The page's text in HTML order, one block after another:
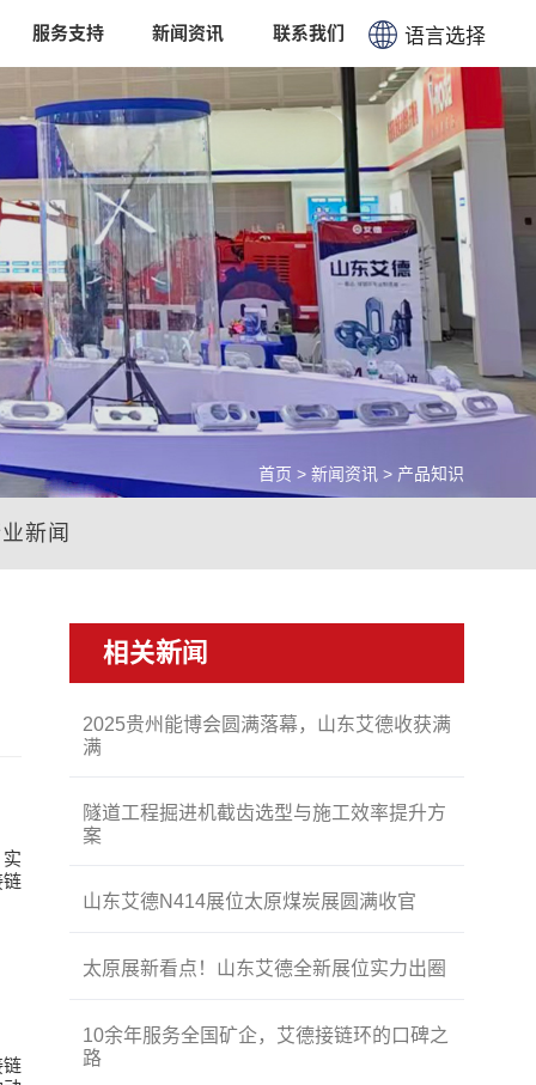
服务支持 新闻资讯 联系我们 语言选择
简体中文
English
首页 > 新闻资讯 > 产品知识
新闻
链
链
相关新闻
2025贵州能博会圆满落幕，山东艾德收获满
满
隧道工程掘进机截齿选型与施工效率提升方
案
山东艾德N414展位太原煤炭展圆满收官
太原展新看点！山东艾德全新展位实力出圈
10余年服务全国矿企，艾德接链环的口碑之
路